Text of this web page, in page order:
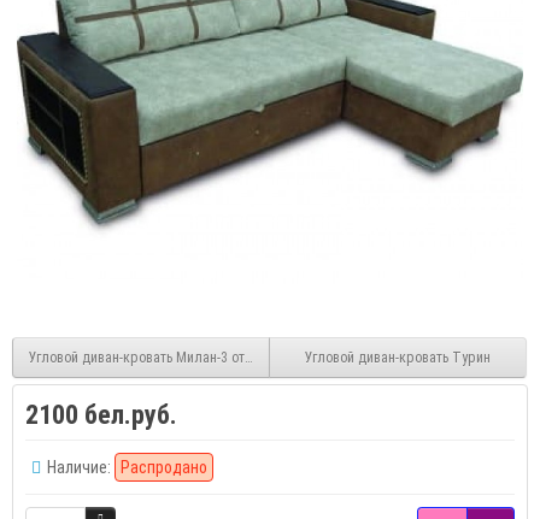
Угловой диван-кровать Милан-3 оттоманка Угловой диван-кровать Турин
2100 бел.руб.
Наличие: Распродано